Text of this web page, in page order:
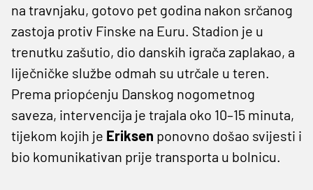
na travnjaku, gotovo pet godina nakon srčanog
zastoja protiv Finske na Euru. Stadion je u
trenutku zašutio, dio danskih igrača zaplakao, a
liječničke službe odmah su utrčale u teren.
Prema priopćenju Danskog nogometnog
saveza, intervencija je trajala oko 10–15 minuta,
tijekom kojih je Eriksen ponovno došao svijesti i
bio komunikativan prije transporta u bolnicu.